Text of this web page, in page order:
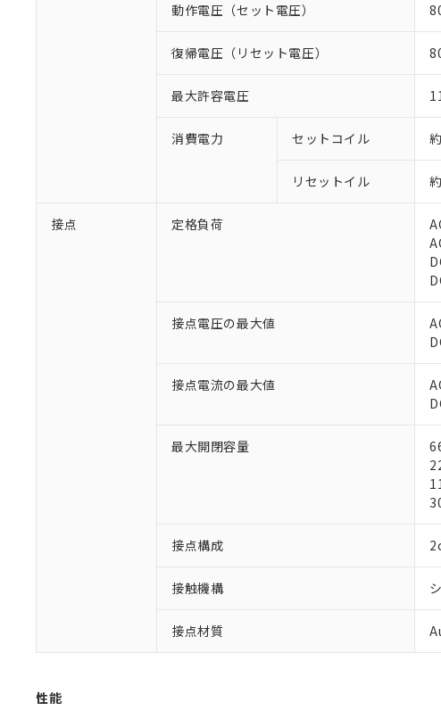
動作電圧（セット電圧）
復帰電圧（リセット電圧）
最大許容電圧
消費電力 セットコイル
リセットイル
接点 定格負荷
接点電圧の最大値
接点電流の最大値
最大開閉容量
接点構成
接触機構
接点材質
性能
以下の条件をお読みいた
対応済み：EU RoHS
対応予定なし：EU
調査・確認中：EU
非該当品：ライセンス料
仕入先様の事情により
「○」：最大均質材料含
「×」：最大均質材料含